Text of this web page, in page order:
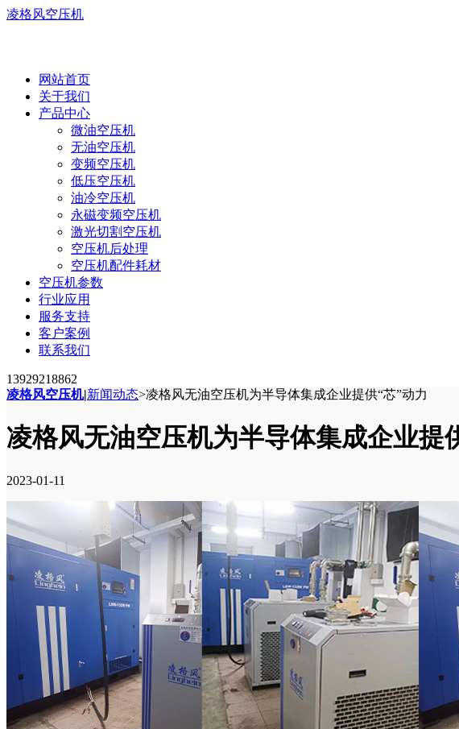
凌格风空压机
网站首页
关于我们
产品中心
微油空压机
无油空压机
变频空压机
低压空压机
油冷空压机
永磁变频空压机
激光切割空压机
空压机后处理
空压机配件耗材
空压机参数
行业应用
服务支持
客户案例
联系我们
13929218862
凌格风空压机|新闻动态>凌格风无油空压机为半导体集成企业提供“芯”动力
凌格风无油空压机为半导体集成企业提
2023-01-11